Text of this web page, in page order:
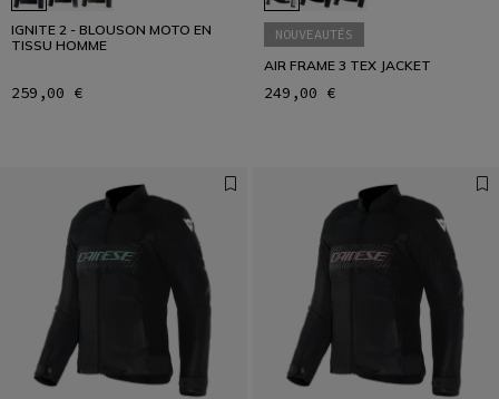
IGNITE 2 - BLOUSON MOTO EN
TISSU HOMME
259,00 €
NOUVEAUTÉS
AIR FRAME 3 TEX JACKET
249,00 €